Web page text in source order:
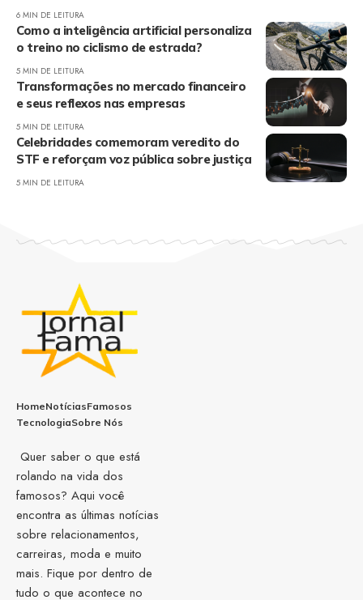
6 MIN DE LEITURA
Como a inteligência artificial personaliza
o treino no ciclismo de estrada?
5 MIN DE LEITURA
Transformações no mercado financeiro
e seus reflexos nas empresas
5 MIN DE LEITURA
Celebridades comemoram veredito do
STF e reforçam voz pública sobre justiça
5 MIN DE LEITURA
HomeNotíciasFamosos
TecnologiaSobre Nós
Quer saber o que está
rolando na vida dos
famosos? Aqui você
encontra as últimas notícias
sobre relacionamentos,
carreiras, moda e muito
mais. Fique por dentro de
tudo o que acontece no